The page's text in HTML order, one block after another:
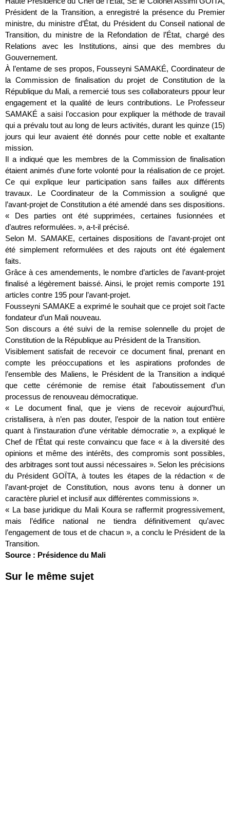
Président de la Transition, a enregistré la présence du Premier
ministre, du ministre d’État, du Président du Conseil national de
Transition, du ministre de la Refondation de l’État, chargé des
Relations avec les Institutions, ainsi que des membres du
Gouvernement.
À l’entame de ses propos, Fousseyni SAMAKÉ, Coordinateur de
la Commission de finalisation du projet de Constitution de la
République du Mali, a remercié tous ses collaborateurs ppour leur
engagement et la qualité de leurs contributions. Le Professeur
SAMAKÉ a saisi l’occasion pour expliquer la méthode de travail
qui a prévalu tout au long de leurs activités, durant les quinze (15)
jours qui leur avaient été donnés pour cette noble et exaltante
mission.
Il a indiqué que les membres de la Commission de finalisation
étaient animés d’une forte volonté pour la réalisation de ce projet.
Ce qui explique leur participation sans failles aux différents
travaux. Le Coordinateur de la Commission a souligné que
l’avant-projet de Constitution a été amendé dans ses dispositions.
« Des parties ont été supprimées, certaines fusionnées et
d’autres reformulées. », a-t-il précisé.
Selon M. SAMAKE, certaines dispositions de l’avant-projet ont
été simplement reformulées et des rajouts ont été également
faits.
Grâce à ces amendements, le nombre d’articles de l’avant-projet
finalisé a légèrement baissé. Ainsi, le projet remis comporte 191
articles contre 195 pour l’avant-projet.
Fousseyni SAMAKE a exprimé le souhait que ce projet soit l’acte
fondateur d’un Mali nouveau.
Son discours a été suivi de la remise solennelle du projet de
Constitution de la République au Président de la Transition.
Visiblement satisfait de recevoir ce document final, prenant en
compte les préoccupations et les aspirations profondes de
l’ensemble des Maliens, le Président de la Transition a indiqué
que cette cérémonie de remise était l’aboutissement d’un
processus de renouveau démocratique.
« Le document final, que je viens de recevoir aujourd’hui,
cristallisera, à n’en pas douter, l’espoir de la nation tout entière
quant à l’instauration d’une véritable démocratie », a expliqué le
Chef de l’État qui reste convaincu que face « à la diversité des
opinions et même des intérêts, des compromis sont possibles,
des arbitrages sont tout aussi nécessaires ». Selon les précisions
du Président GOÏTA, à toutes les étapes de la rédaction « de
l’avant-projet de Constitution, nous avons tenu à donner un
caractère pluriel et inclusif aux différentes commissions ».
« La base juridique du Mali Koura se raffermit progressivement,
mais l’édifice national ne tiendra définitivement qu’avec
l’engagement de tous et de chacun », a conclu le Président de la
Transition.
Source : Présidence du Mali
Sur le même sujet